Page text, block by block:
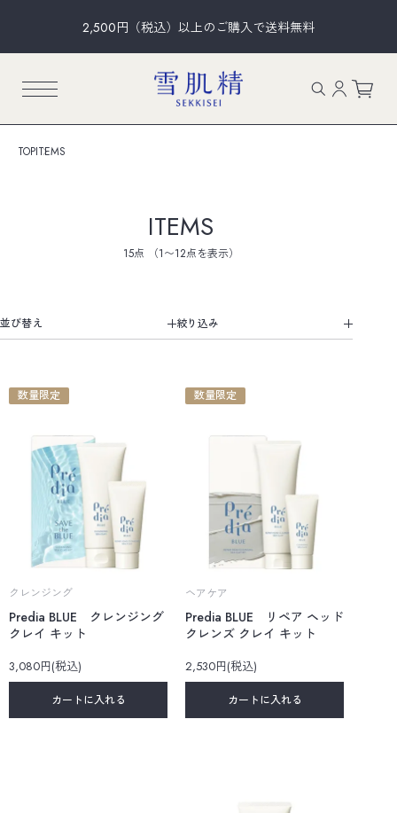
2,500円（税込）以上のご購入で送料無料
TOPITEMS
ITEMS
15点 （1〜12点を表示）
並び替え
数量限定
クレンジング
Predia BLUE クレンジング
クレイ キット
3,080円(税込)
カートに入れる
数量限定
ヘアケア
Predia BLUE リペア ヘッド
クレンズ クレイ キット
2,530円(税込)
カートに入れる